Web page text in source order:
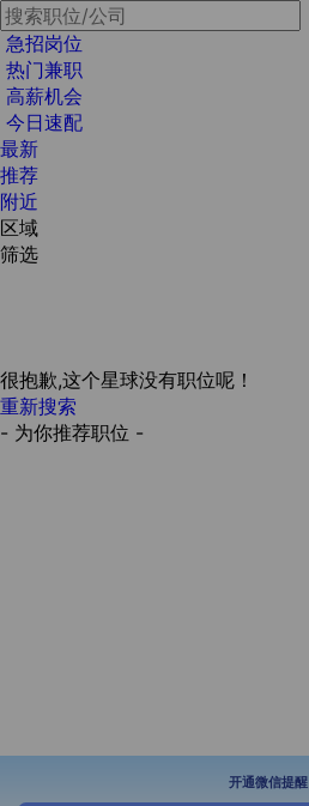
急招岗位
热门兼职
高薪机会
今日速配
最新
推荐
附近
区域
筛选
很抱歉,这个星球没有职位呢！
重新搜索
- 为你推荐职位 -
开通微信提醒